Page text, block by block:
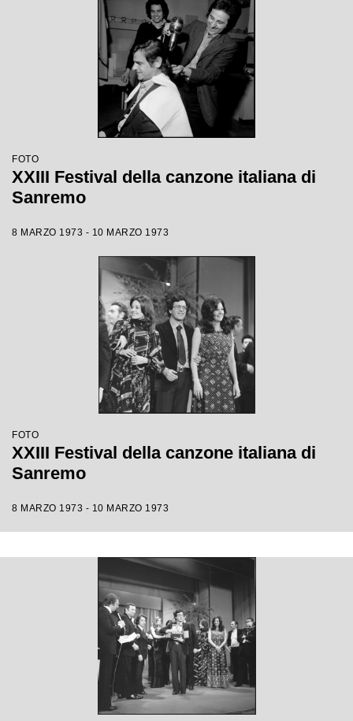
FOTO
XXIII Festival della canzone italiana di
Sanremo
8 MARZO 1973 - 10 MARZO 1973
FOTO
XXIII Festival della canzone italiana di
Sanremo
8 MARZO 1973 - 10 MARZO 1973